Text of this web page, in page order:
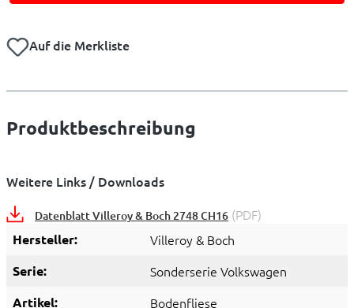
Auf die Merkliste
Produktbeschreibung
Weitere Links / Downloads
Datenblatt Villeroy & Boch 2748 CH16 (PDF)
Hersteller: Villeroy & Boch
Serie: Sonderserie Volkswagen
Artikel: Bodenfliese